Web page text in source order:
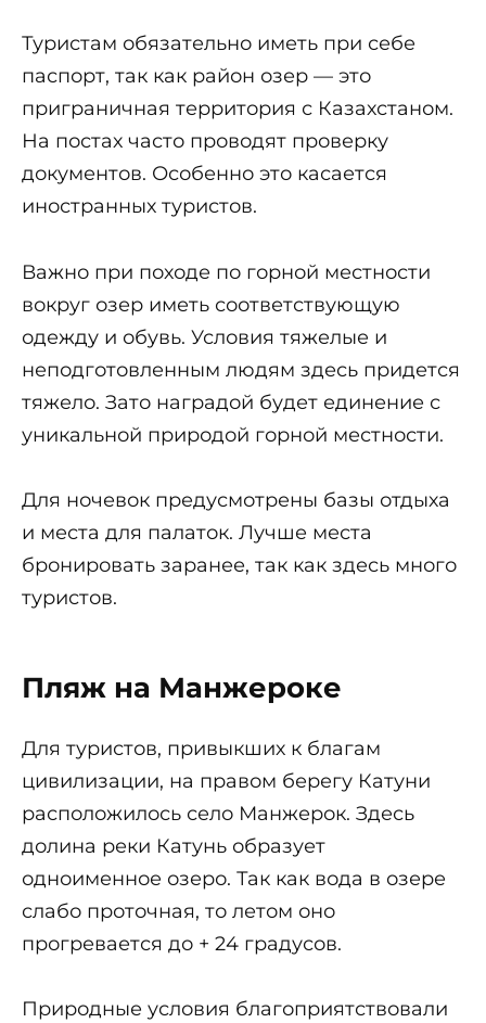
Туристам обязательно иметь при себе
паспорт, так как район озер — это
приграничная территория с Казахстаном.
На постах часто проводят проверку
документов. Особенно это касается
иностранных туристов.
Важно при походе по горной местности
вокруг озер иметь соответствующую
одежду и обувь. Условия тяжелые и
неподготовленным людям здесь придется
тяжело. Зато наградой будет единение с
уникальной природой горной местности.
Для ночевок предусмотрены базы отдыха
и места для палаток. Лучше места
бронировать заранее, так как здесь много
туристов.
Пляж на Манжероке
Для туристов, привыкших к благам
цивилизации, на правом берегу Катуни
расположилось село Манжерок. Здесь
долина реки Катунь образует
одноименное озеро. Так как вода в озере
слабо проточная, то летом оно
прогревается до + 24 градусов.
Природные условия благоприятствовали